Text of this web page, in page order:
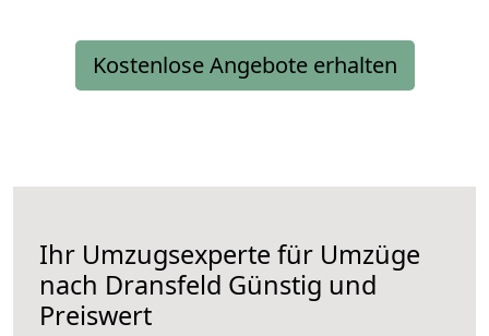
Kostenlose Angebote erhalten
Ihr Umzugsexperte für Umzüge
nach Dransfeld Günstig und
Preiswert